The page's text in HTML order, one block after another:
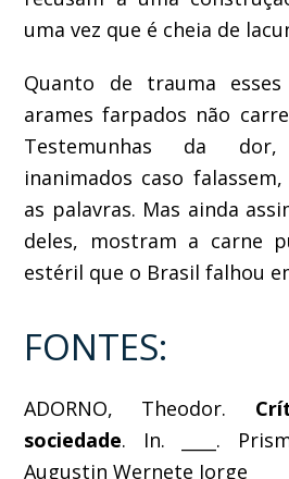
uma vez que é cheia de
Quanto de trauma
arames farpados não
Testemunhas da
inanimados caso
as palavras. Mas ainda
deles, mostram a carne
estéril que o Brasil falhou
FONTES:
ADORNO, Theodor.
sociedade. In. ____.
Augustin Wernete Jorge